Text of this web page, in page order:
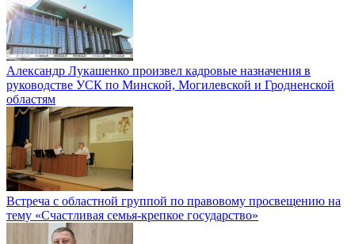
Александр Лукашенко произвел кадровые назначения в
руководстве УСК по Минской, Могилевской и Гродненской
областям
Встреча с областной группой по правовому просвещению на
тему «Счастливая семья-крепкое государство»